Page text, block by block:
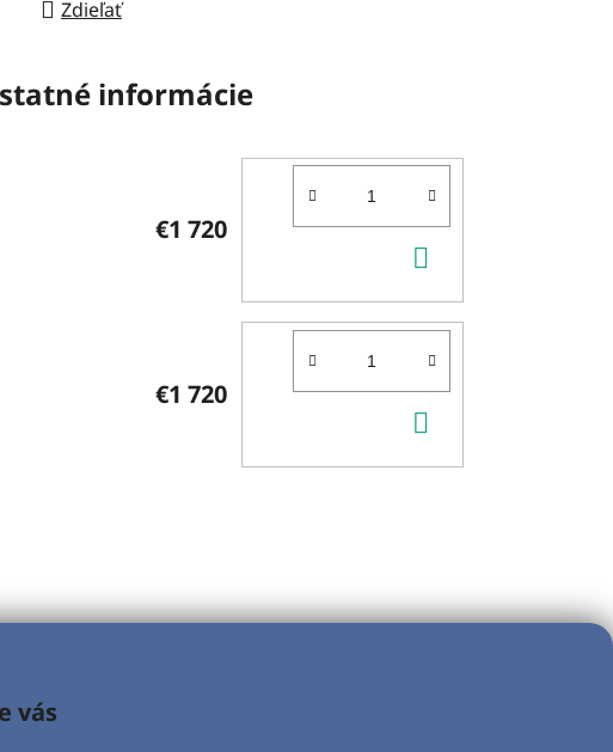
Zdieľať
informácie
€1 720
KOŠÍKA
€1 720
KOŠÍKA
vás